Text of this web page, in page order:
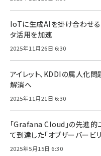
IoTに生成AIを掛け合わせ
タ活用を加速
2025年11月26日 6:30
アイレット、KDDIの属人化
解消へ
2025年11月21日 6:30
「Grafana Cloud」の先進
て到達した「オブザーバービ
2025年5月15日 6:30